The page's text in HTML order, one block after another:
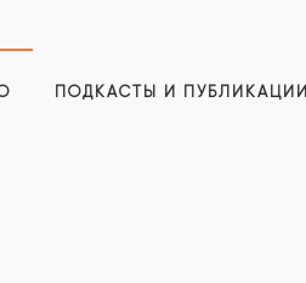
ПОДКАСТЫ И ПУБЛИКАЦИИ